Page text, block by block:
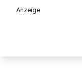
Anzeige